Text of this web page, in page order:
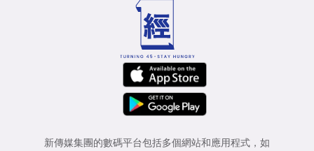
新傳媒集團的數碼平台包括多個網站和應用程式，如